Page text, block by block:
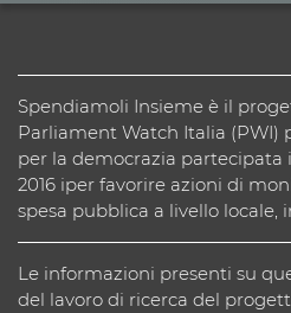
Spendiamoli Insieme è il
Parliament Watch Italia (PWI)
per la democrazia partecipata
2016 iper favorire azioni di
spesa pubblica a livello locale,
Le informazioni presenti su
del lavoro di ricerca del